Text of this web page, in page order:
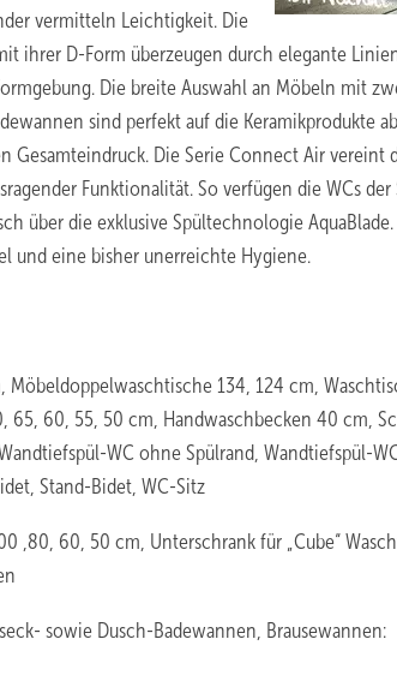
vermitteln Leichtigkeit. Die
ihrer D-Form überzeugen durch elegante
Die breite Auswahl an Möbeln mit
sind perfekt auf die Keramikprodukte
Gesamteindruck. Die Serie Connect Air vereint
Funktionalität. So verfügen die WCs
über die exklusive Spültechnologie
und eine bisher unerreichte Hygiene.
134, 124 cm,
65, 60, 55, 50 cm, Handwaschbecken 40 cm,
WC ohne Spülrand, Wandtiefspül-
Stand-Bidet, WC-Sitz
,80, 60, 50 cm, Unterschrank für „Cube“
sowie Dusch-Badewannen, Brausewannen: